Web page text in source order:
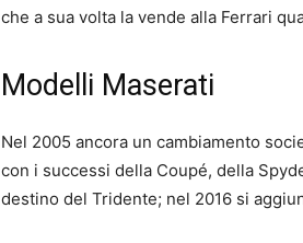
che a sua volta la vende alla Ferrari
Modelli Maserati
Nel 2005 ancora un cambiamento
con i successi della Coupé, della
destino del Tridente; nel 2016 si